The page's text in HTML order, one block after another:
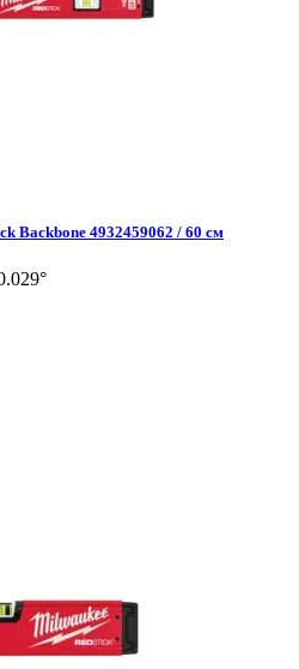
Backbone 4932459062 / 60 см